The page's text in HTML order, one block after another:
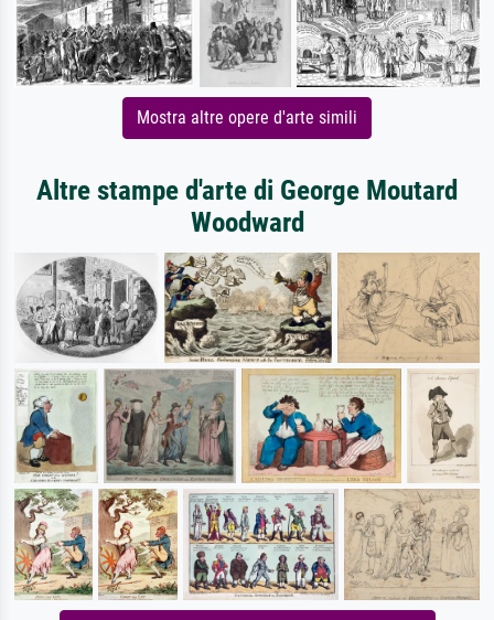
Mostra altre opere d'arte simili
Altre stampe d'arte di George Moutard
Woodward